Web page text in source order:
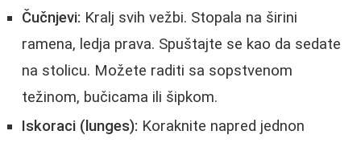
Čučnjevi: Kralj svih vežbi. Stopala na širini
ramena, ledja prava. Spuštajte se kao da sedate
na stolicu. Možete raditi sa sopstvenom
težinom, bučicama ili šipkom.
Iskoraci (lunges): Koraknite napred jednon